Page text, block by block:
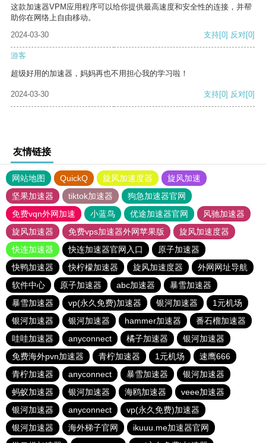
这款加速器VPM应用程序可以给你提供最高速度和安全性的连接，并帮
助你在网络上自由移动。
2024-03-30
支持[0] 反对[0]
游客
超级好用的加速器，妈妈再也不用担心我的学习啦！
2024-03-30 支持[0] 反对[0]
友情链接
网站地图 QuickQ 旋风加速度器
旋风加速
坚果加速器
tiktok加速器
狗急加速器官网
免费vqn外网加速
小蓝鸟 优途加速器官网
风驰加速器
旋风加速器
免费vps加速器外网苹果版
旋风加速度器
快连加速器
快连加速器官网入口
原子加速器
快鸭加速器
快柠檬加速器 旋风加速度器
外网网址导航
软件中心
原子加速器 abc加速器
暴雪加速器
暴雪加速器
vp(永久免费)加速器 银河加速器
1元机场
银河加速器
银河加速器 hammer加速器
番石榴加速器
哇哇加速器
anyconnect 橘子加速器
银河加速器
免费海外pvn加速器
青柠加速器 1元机场
速鹰666
青柠加速器
anyconnect 暴雪加速器
银河加速器
蚂蚁加速器
银河加速器 海鸥加速器
veee加速器
银河加速器
anyconnect
vp(永久免费)加速器
银河加速器
海外梯子官网
ikuuu.me加速器官网